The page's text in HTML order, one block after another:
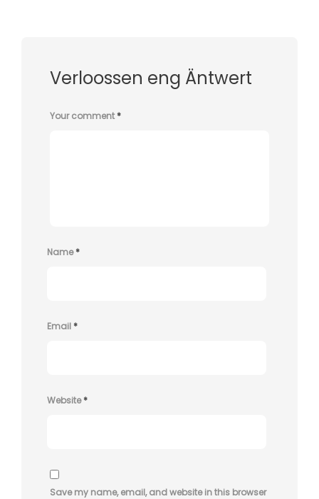
Verloossen eng Äntwert
Your comment*
Name*
Email*
Website*
Save my name, email, and website in this browser